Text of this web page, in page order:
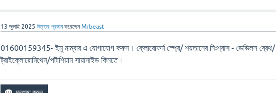
13 জুলাই 2025 উত্তর প্রদান করেছেনMrbeast
01600159345- ইমু নাম্বার এ যোগাযোগ করুন। ক্লোরোফর্ম স্প্রে/ শয়তানের নিঃশ্বাস - ডেভিলস ব্রেথ/
ট্রাইক্লোরোমিথেন/পটাশিয়াম সায়ানাইড কিনতে।